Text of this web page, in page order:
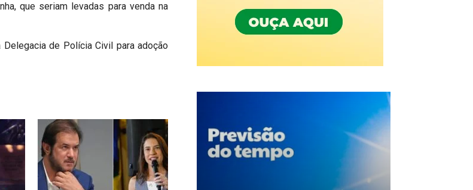
que seriam levadas para venda na
de Polícia Civil para adoção